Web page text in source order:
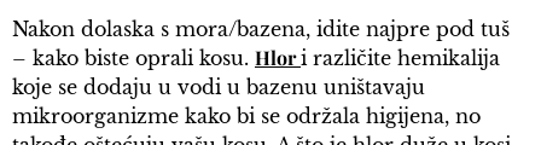
Nakon dolaska s mora/bazena, idite najpre pod tuš
– kako biste oprali kosu. Hlori različite hemikalija
koje se dodaju u vodi u bazenu uništavaju
mikroorganizme kako bi se održala higijena, no